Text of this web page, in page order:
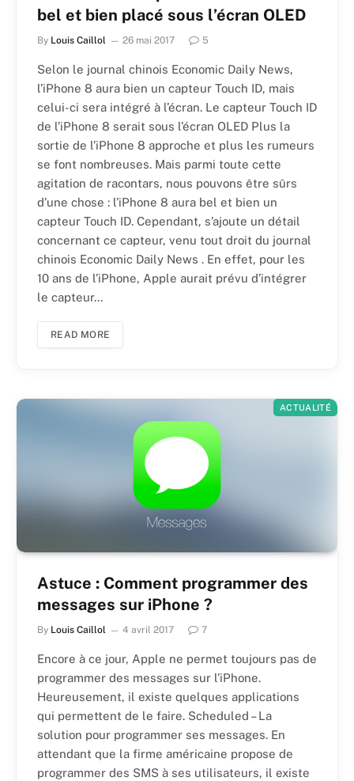
bel et bien placé sous l’écran OLED
By Louis Caillol 26 mai 2017 5
Selon le journal chinois Economic Daily News,
l’iPhone 8 aura bien un capteur Touch ID, mais
celui-ci sera intégré à l’écran. Le capteur Touch ID
de l’iPhone 8 serait sous l’écran OLED Plus la
sortie de l’iPhone 8 approche et plus les rumeurs
se font nombreuses. Mais parmi toute cette
agitation de racontars, nous pouvons être sûrs
d’une chose : l’iPhone 8 aura bel et bien un
capteur Touch ID. Cependant, s’ajoute un détail
concernant ce capteur, venu tout droit du journal
chinois Economic Daily News . En effet, pour les
10 ans de l’iPhone, Apple aurait prévu d’intégrer
le capteur…
READ MORE
ACTUALITÉ
Astuce : Comment programmer des
messages sur iPhone ?
By Louis Caillol 4 avril 2017 7
Encore à ce jour, Apple ne permet toujours pas de
programmer des messages sur l’iPhone.
Heureusement, il existe quelques applications
qui permettent de le faire. Scheduled – La
solution pour programmer ses messages. En
attendant que la firme américaine propose de
programmer des SMS à ses utilisateurs, il existe